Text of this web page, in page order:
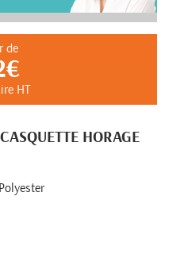
de
HT
HORAGE